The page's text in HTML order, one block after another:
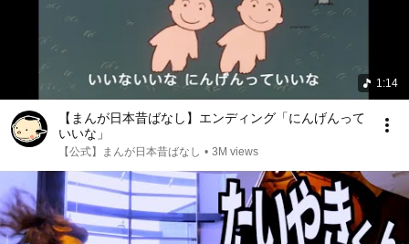
1:14
【まんが日本昔ばなし】エンディング「にんげんって
いいな」
【公式】まんが日本昔ばなし • 3M views